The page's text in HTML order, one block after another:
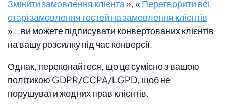
Змінити замовлення клієнта», « Перетворити всі
старі замовлення гостей на замовлення клієнтів
», , ви можете підписувати конвертованих клієнтів
на вашу розсилку під час конверсії.
Однак, переконайтеся, що це сумісно з вашою
політикою GDPR/CCPA/LGPD, щоб не
порушувати жодних прав клієнтів.